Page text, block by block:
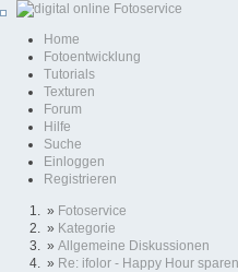
Home
Fotoentwicklung
Tutorials
Texturen
Forum
Hilfe
Suche
Einloggen
Registrieren
» Fotoservice
» Kategorie
» Allgemeine Diskussionen
» Re: ifolor - Happy Hour